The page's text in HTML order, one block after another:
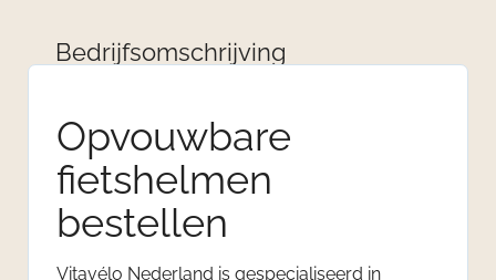
Bedrijfsomschrijving
Opvouwbare
fietshelmen
bestellen
Vitavélo Nederland is gespecialiseerd in